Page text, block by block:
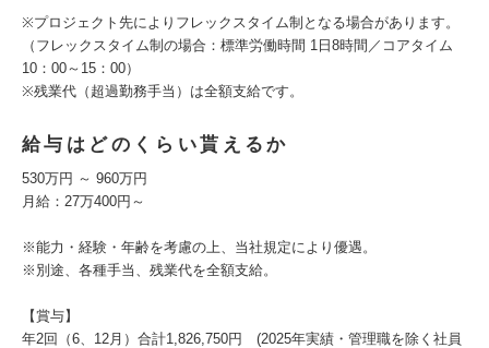
※プロジェクト先によりフレックスタイム制となる場合があります。
（フレックスタイム制の場合：標準労働時間 1日8時間／コアタイム
10：00～15：00）
※残業代（超過勤務手当）は全額支給です。
給与はどのくらい貰えるか
530万円 ～ 960万円
月給：27万400円～
※能力・経験・年齢を考慮の上、当社規定により優遇。
※別途、各種手当、残業代を全額支給。
【賞与】
年2回（6、12月）合計1,826,750円 (2025年実績・管理職を除く社員